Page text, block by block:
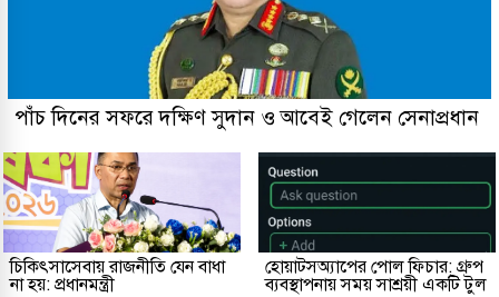
পাঁচ দিনের সফরে দক্ষিণ সুদান ও আবেই গেলেন সেনাপ্রধান
চিকিৎসাসেবায় রাজনীতি যেন বাধা
না হয়: প্রধানমন্ত্রী
হোয়াটসঅ্যাপের পোল ফিচার: গ্রুপ
ব্যবস্থাপনায় সময় সাশ্রয়ী একটি টুল